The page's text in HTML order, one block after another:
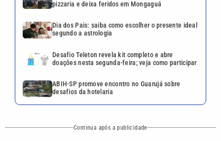
Continua após a publicidade
VTV é afiliada do
SBT na Região
Cotidiano Esportes
Mundo
REDES